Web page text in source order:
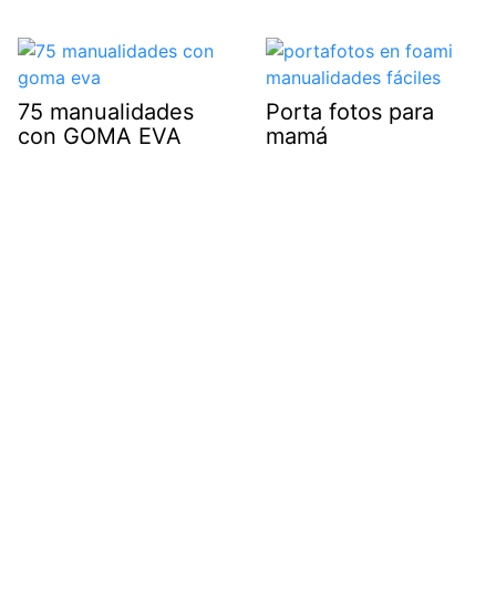
75 manualidades
con GOMA EVA
Porta fotos para
mamá